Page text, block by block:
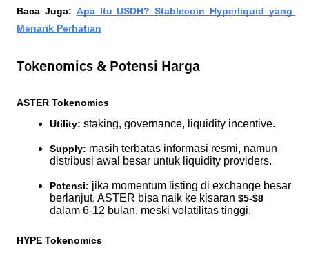
Baca Juga: Apa Itu USDH? Stablecoin Hyperliquid yang
Menarik Perhatian
Tokenomics & Potensi Harga
ASTER Tokenomics
Utility: staking, governance, liquidity incentive.
Supply: masih terbatas informasi resmi, namun
distribusi awal besar untuk liquidity providers.
Potensi: jika momentum listing di exchange besar
berlanjut, ASTER bisa naik ke kisaran $5-$8
dalam 6-12 bulan, meski volatilitas tinggi.
HYPE Tokenomics